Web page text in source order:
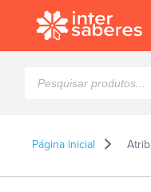
produtos
Página inicial